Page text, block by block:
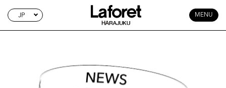
JP MENU